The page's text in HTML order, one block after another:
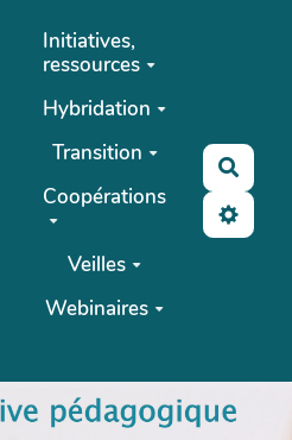
Initiatives,
ressources
Hybridation
Transition
Coopérations
Veilles
Webinaires